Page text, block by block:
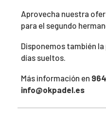
Aprovecha nuestra
para el segundo
Disponemos también
días sueltos.
Más información en
info@okpadel.es